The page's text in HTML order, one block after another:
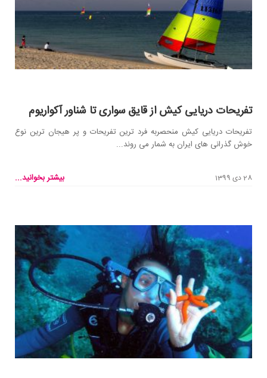
تفریحات دریایی کیش از قایق سواری تا شناور آکواریوم
تفریحات دریایی کیش منحصربه فرد ترین تفریحات و پر هیجان ترین نوع
خوش گذرانی های ایران به شمار می روند...
28 دی 1399 بیشتر بخوانید...